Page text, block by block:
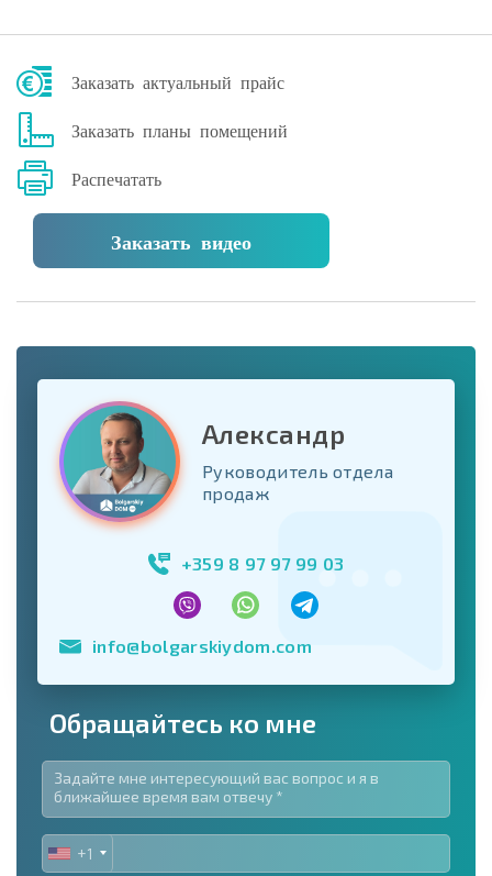
Заказать актуальный прайс
Заказать планы помещений
Распечатать
Заказать видео
Александр
Руководитель отдела
продаж
+359 8 97 97 99 03
info@bolgarskiydom.com
Обращайтесь ко мне
UNITED
+1